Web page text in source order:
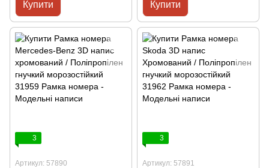
Купити Купити
3
Артикул: 57890
3
Артикул: 57891